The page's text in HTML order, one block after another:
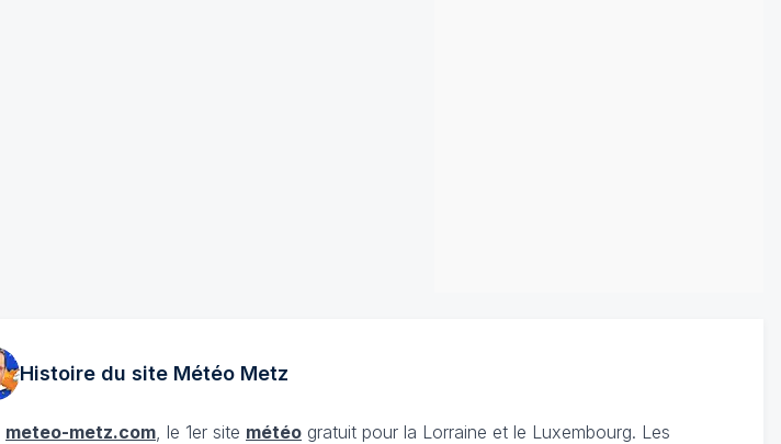
Histoire du site MétéoMetz
meteo-metz.com , le 1er site météo gratuit pour la Lorraine et le Luxembourg. Les